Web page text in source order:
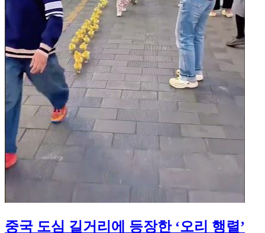
중국 도심 길거리에 등장한 ‘오리 행렬’